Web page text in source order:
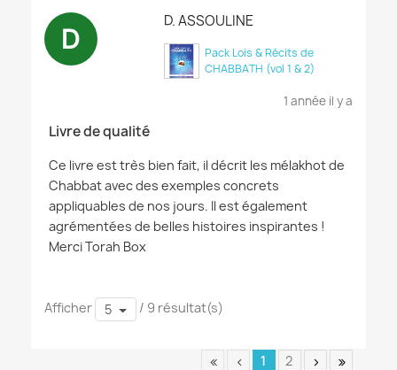
D D. ASSOULINE
Pack Lois & Récits de
CHABBATH (vol 1 & 2)
1 année il y a
Livre de qualité
Ce livre est très bien fait, il décrit les mélakhot de
Chabbat avec des exemples concrets
appliquables de nos jours. Il est également
agrémentées de belles histoires inspirantes !
Merci Torah Box
Afficher 5 / 9 résultat(s)
1 2